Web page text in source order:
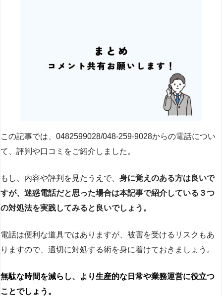
この記事では、0482599028/048-259-9028からの電話につい
て、評判や口コミをご紹介しました。
もし、内容や評判を見たうえで、 身に覚えのある方は良いで
すが、迷惑電話だと思った場合は本記事で紹介している３つ
の対処法を実践してみると良いでしょう。
電話は便利な道具ではありますが、被害を受けるリスクもあ
りますので、適切に対処する術を身に着けておきましょう。
無駄な時間を減らし、より生産的な日常や業務運営に役立つ
ことでしょう。